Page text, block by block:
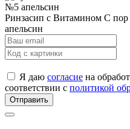
Ринзасип с Витамином С
апельсин
Я даю согласие на
соответствии с политикой
Отправить